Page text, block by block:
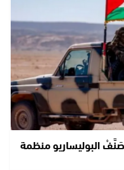
البوليساريو منظمة